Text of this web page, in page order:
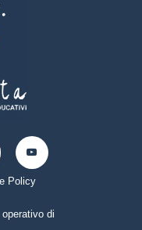
Policy
di